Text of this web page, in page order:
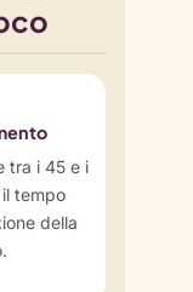
tra i 45 e i
tempo
della